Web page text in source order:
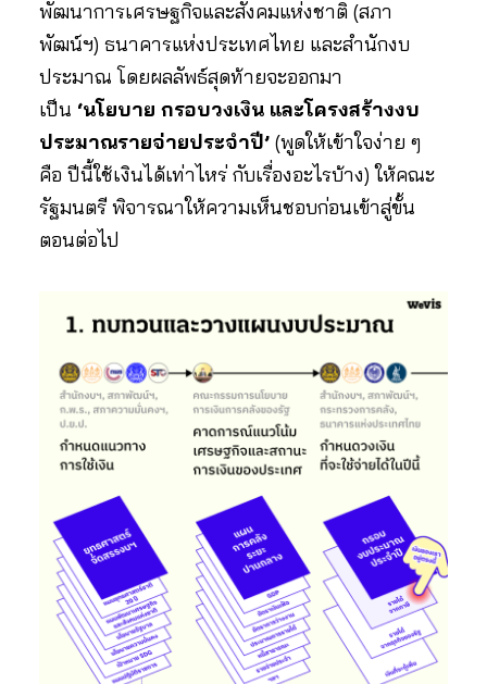
พัฒนาการเศรษฐกิจและสังคมแห่งชาติ (สภา
พัฒน์ฯ) ธนาคารแห่งประเทศไทย และสำนักงบ
ประมาณ โดยผลลัพธ์สุดท้ายจะออกมา
เป็น ‘นโยบาย กรอบวงเงิน และโครงสร้างงบ
ประมาณรายจ่ายประจำปี’(พูดให้เข้าใจง่าย ๆ
คือ ปีนี้ใช้เงินได้เท่าไหร่ กับเรื่องอะไรบ้าง) ให้คณะ
รัฐมนตรี พิจารณาให้ความเห็นชอบก่อนเข้าสู่ขั้น
ตอนต่อไป